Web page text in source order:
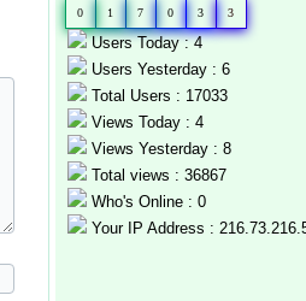
0 1 7 0 3 3
Users Today : 4
Users Yesterday : 6
Total Users : 17033
Views Today : 4
Views Yesterday : 8
Total views : 36867
Who's Online : 0
Your IP Address :